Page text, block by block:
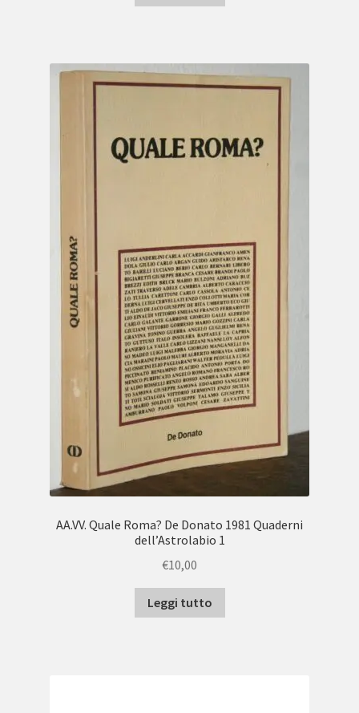
AA.VV. Quale Roma? De Donato 1981 Quaderni
dell’Astrolabio 1
€10,00
Leggi tutto